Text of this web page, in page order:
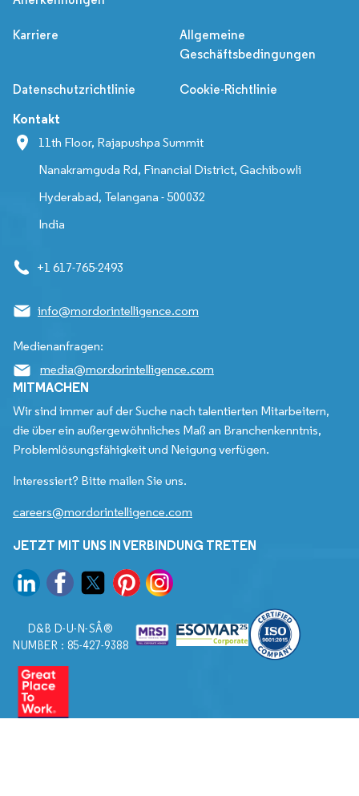
Karriere
Allgemeine
Geschäftsbedingungen
Datenschutzrichtlinie Cookie-Richtlinie
Kontakt
11th Floor, Rajapushpa Summit
Nanakramguda Rd, Financial District, Gachibowli
Hyderabad, Telangana - 500032
India
+1 617-765-2493
info@mordorintelligence.com
Medienanfragen:
media@mordorintelligence.com
MITMACHEN
Wir sind immer auf der Suche nach talentierten Mitarbeitern,
die über ein außergewöhnliches Maß an Branchenkenntnis,
Problemlösungsfähigkeit und Neigung verfügen.
Interessiert? Bitte mailen Sie uns.
careers@mordorintelligence.com
JETZT MIT UNS IN VERBINDUNG TRETEN
D&B D-U-N-SÂ®
NUMBER : 85-427-9388